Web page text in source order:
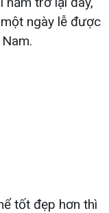
ngày lễ được
tốt đẹp hơn thì